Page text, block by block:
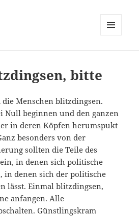
bitte
Menschen blitzdingsen.
Null beginnen und den ganzen
in deren Köpfen herumspukt
besonders von der
sollten die Teile des
in denen sich politische
in denen sich der politische
lässt. Einmal blitzdingsen,
anfangen. Alle
Günstlingskram